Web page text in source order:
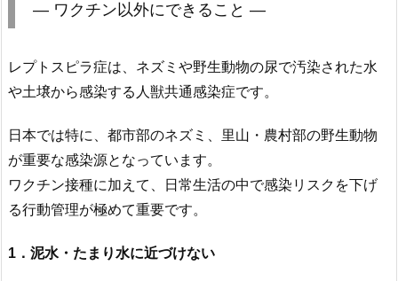
― ワクチン以外にできること ―
レプトスピラ症は、ネズミや野生動物の尿で汚染された水
や土壌から感染する人獣共通感染症です。
日本では特に、都市部のネズミ、里山・農村部の野生動物
が重要な感染源となっています。
ワクチン接種に加えて、日常生活の中で感染リスクを下げ
る行動管理が極めて重要です。
1．泥水・たまり水に近づけない